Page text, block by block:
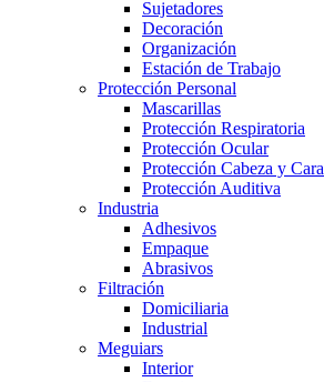
Sujetadores
Decoración
Organización
Estación de Trabajo
Protección Personal
Mascarillas
Protección Respiratoria
Protección Ocular
Protección Cabeza y Cara
Protección Auditiva
Industria
Adhesivos
Empaque
Abrasivos
Filtración
Domiciliaria
Industrial
Meguiars
Interior